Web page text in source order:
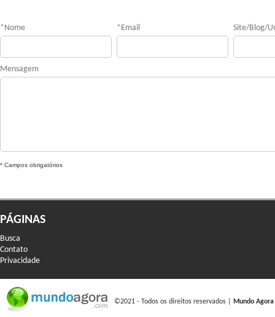
* Nome * Email Site/Blog/
Mensagem
* Campos obrigatórios
PÁGINAS
Busca
Contato
Privacidade
©2021 - Todos os direitos reservados | Mundo Agora